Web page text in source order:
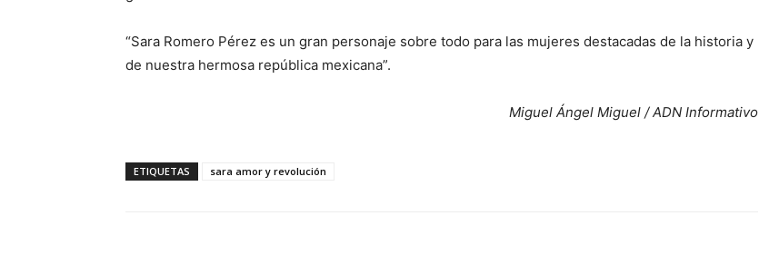
“Sara Romero Pérez es un gran personaje sobre todo para las mujeres destacadas de la historia y
de nuestra hermosa república mexicana”.
Miguel Ángel Miguel / ADN Informativo
ETIQUETAS sara amor y revolución